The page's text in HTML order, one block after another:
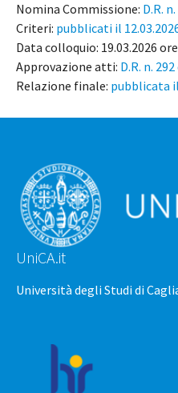
Nomina Commissione: D.R.
Criteri: pubblicati il
Data colloquio: 19.03.2026
Approvazione atti: D.R. n.
Relazione finale: pubblicata
UniCA.it
Università degli Studi di